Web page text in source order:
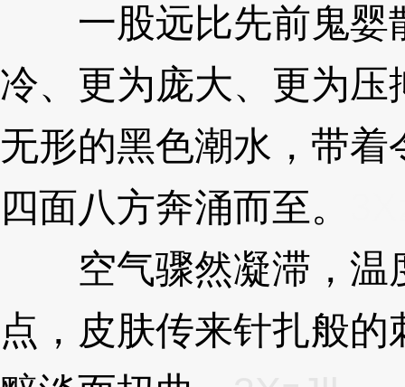
一股远比先前鬼婴
冷、更为庞大、更为
无形的黑色潮水，带
四面八方奔涌而至。
空气骤然凝滞，温
点，皮肤传来针扎般